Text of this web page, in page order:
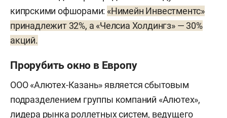
кипрскими офшорами: «Нимейн Инвестментс»
принадлежит 32%, а «Челсиа Холдингз» — 30%
акций.
Прорубить окно в Европу
ООО «Алютех-Казань» является сбытовым
подразделением группы компаний «Алютех»,
лидера рынка роллетных систем, ведущего